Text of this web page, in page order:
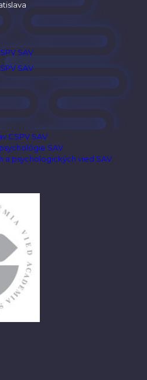
SAV
SAV
CSPV SAV
SAV
a psychologických vied SAV